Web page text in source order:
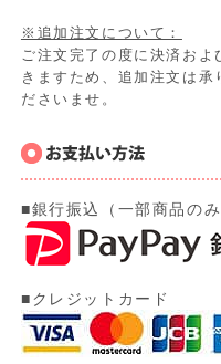
※追加注文について：
ご注文完了の度に決済およ
きますため、追加注文は承
ださいませ。
■銀行振込（一部商品のみ
■クレジットカード